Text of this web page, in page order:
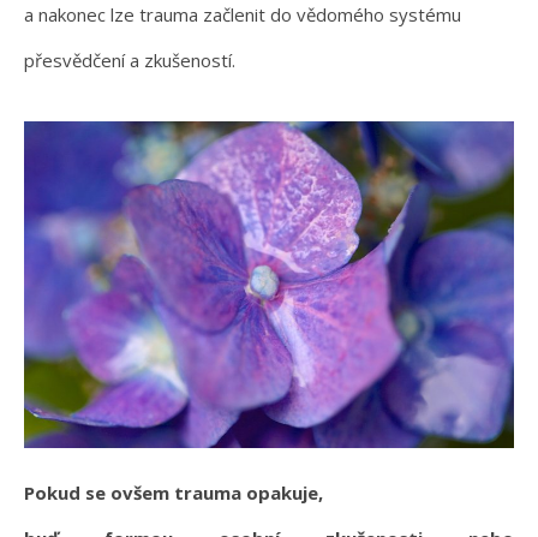
a nakonec lze trauma začlenit do vědomého systému
přesvědčení a zkušeností.
Pokud se ovšem trauma opakuje,